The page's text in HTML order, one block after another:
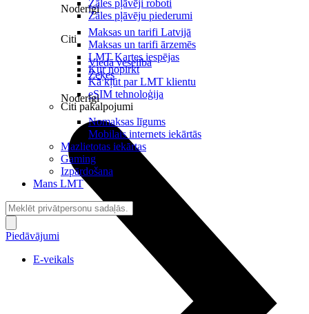
Noderīgi
Maksas un tarifi Latvijā
Maksas un tarifi ārzemēs
LMT Kartes iespējas
Kur nopirkt
Kā kļūt par LMT klientu
eSIM tehnoloģija
Citi pakalpojumi
Zāles pļāvēji roboti
Zāles pļāvēju piederumi
Citi
Viedā veselība
Zeķes
Noderīgi
Nomaksas līgums
Mobilais internets iekārtās
Mazlietotas iekārtas
Gaming
Izpārdošana
Mans LMT
Piedāvājumi
E-veikals